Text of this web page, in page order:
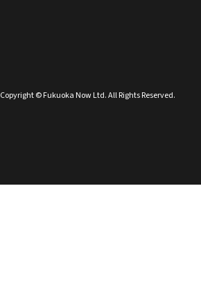
Copyright © Fukuoka Now Ltd. All Rights Reserved.